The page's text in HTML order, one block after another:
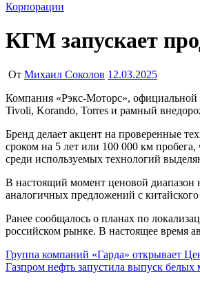
Корпорации
КГМ запускает
От Михаил Соколов 12.03.2025
Компания «Рэкс-Моторс», официальной импортер KG Mobility в России, объявила о старте продаж автомобилей под брендом KGM. Модельный ряд включает четыре автомобиля: кроссоверы
Tivoli, Korando, Torres и рамный
Бренд делает акцент на проверенные
сроком на 5 лет или 100 000 км
среди используемых технологий
В настоящий момент ценовой диапазон
аналогичных предложений с
Ранее сообщалось о планах по
российском рынке. В настоящее время
Навигация
по
Группа компаний «Гарда» открывает
Газпром нефть запустила выпуск белых